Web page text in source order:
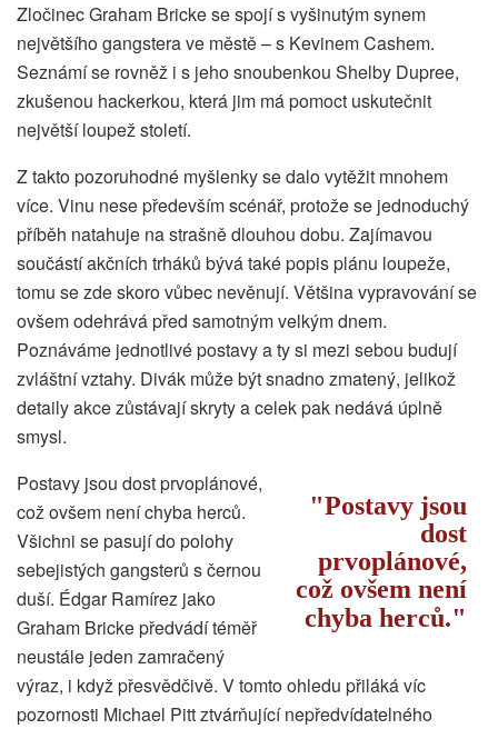
Zločinec Graham Bricke se spojí s vyšinutým synem
největšího gangstera ve městě – s Kevinem Cashem.
Seznámí se rovněž i s jeho snoubenkou Shelby Dupree,
zkušenou hackerkou, která jim má pomoct uskutečnit
největší loupež století.
Z takto pozoruhodné myšlenky se dalo vytěžit mnohem
více. Vinu nese především scénář, protože se jednoduchý
příběh natahuje na strašně dlouhou dobu. Zajímavou
součástí akčních trháků bývá také popis plánu loupeže,
tomu se zde skoro vůbec nevěnují. Většina vypravování se
ovšem odehrává před samotným velkým dnem.
Poznáváme jednotlivé postavy a ty si mezi sebou budují
zvláštní vztahy. Divák může být snadno zmatený, jelikož
detaily akce zůstávají skryty a celek pak nedává úplně
smysl.
Postavy jsou
dost
prvoplánové,
což ovšem není
chyba herců.
Postavy jsou dost prvoplánové,
což ovšem není chyba herců.
Všichni se pasují do polohy
sebejistých gangsterů s černou
duší. Édgar Ramírez jako
Graham Bricke předvádí téměř
neustále jeden zamračený
výraz, i když přesvědčivě. V tomto ohledu přiláká víc
pozornosti Michael Pitt ztvárňující nepředvídatelného